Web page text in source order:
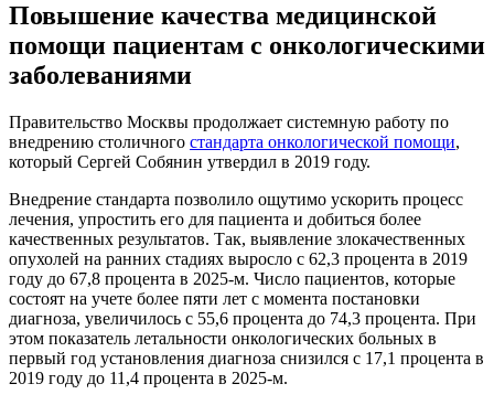
Повышение качества медицинской
помощи пациентам с онкологическими
заболеваниями
Правительство Москвы продолжает системную работу по
внедрению столичного стандарта онкологической помощи,
который Сергей Собянин утвердил в 2019 году.
Внедрение стандарта позволило ощутимо ускорить процесс
лечения, упростить его для пациента и добиться более
качественных результатов. Так, выявление злокачественных
опухолей на ранних стадиях выросло с 62,3 процента в 2019
году до 67,8 процента в 2025-м. Число пациентов, которые
состоят на учете более пяти лет с момента постановки
диагноза, увеличилось с 55,6 процента до 74,3 процента. При
этом показатель летальности онкологических больных в
первый год установления диагноза снизился с 17,1 процента в
2019 году до 11,4 процента в 2025-м.